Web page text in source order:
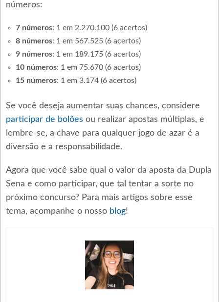
números:
7 números: 1 em 2.270.100 (6 acertos)
8 números: 1 em 567.525 (6 acertos)
9 números: 1 em 189.175 (6 acertos)
10 números: 1 em 75.670 (6 acertos)
15 números: 1 em 3.174 (6 acertos)
Se você deseja aumentar suas chances, considere
participar de bolões ou realizar apostas múltiplas, e
lembre-se, a chave para qualquer jogo de azar é a
diversão e a responsabilidade.
Agora que você sabe qual o valor da aposta da Dupla
Sena e como participar, que tal tentar a sorte no
próximo concurso? Para mais artigos sobre esse
tema, acompanhe o nosso blog!